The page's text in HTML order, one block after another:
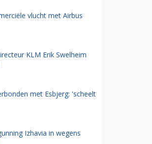
vlucht met Airbus
KLM Erik Swelheim
met Esbjerg: 'scheelt
Izhavia in wegens